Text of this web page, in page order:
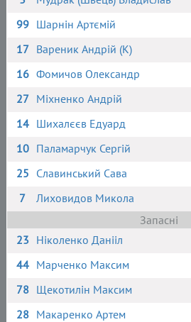
99 Шарнін Артємій
17 Вареник Андрій (К)
16 Фомичов Олександр
27 Міхненко Андрій
14 Шихалєєв Едуард
10 Паламарчук Сергій
25 Славинський Сава
7
Лиховидов Микола
Запасні
23 Ніколенко Данііл
44 Марченко Максим
78 Щекотилін Максим
28 Макаренко Артем